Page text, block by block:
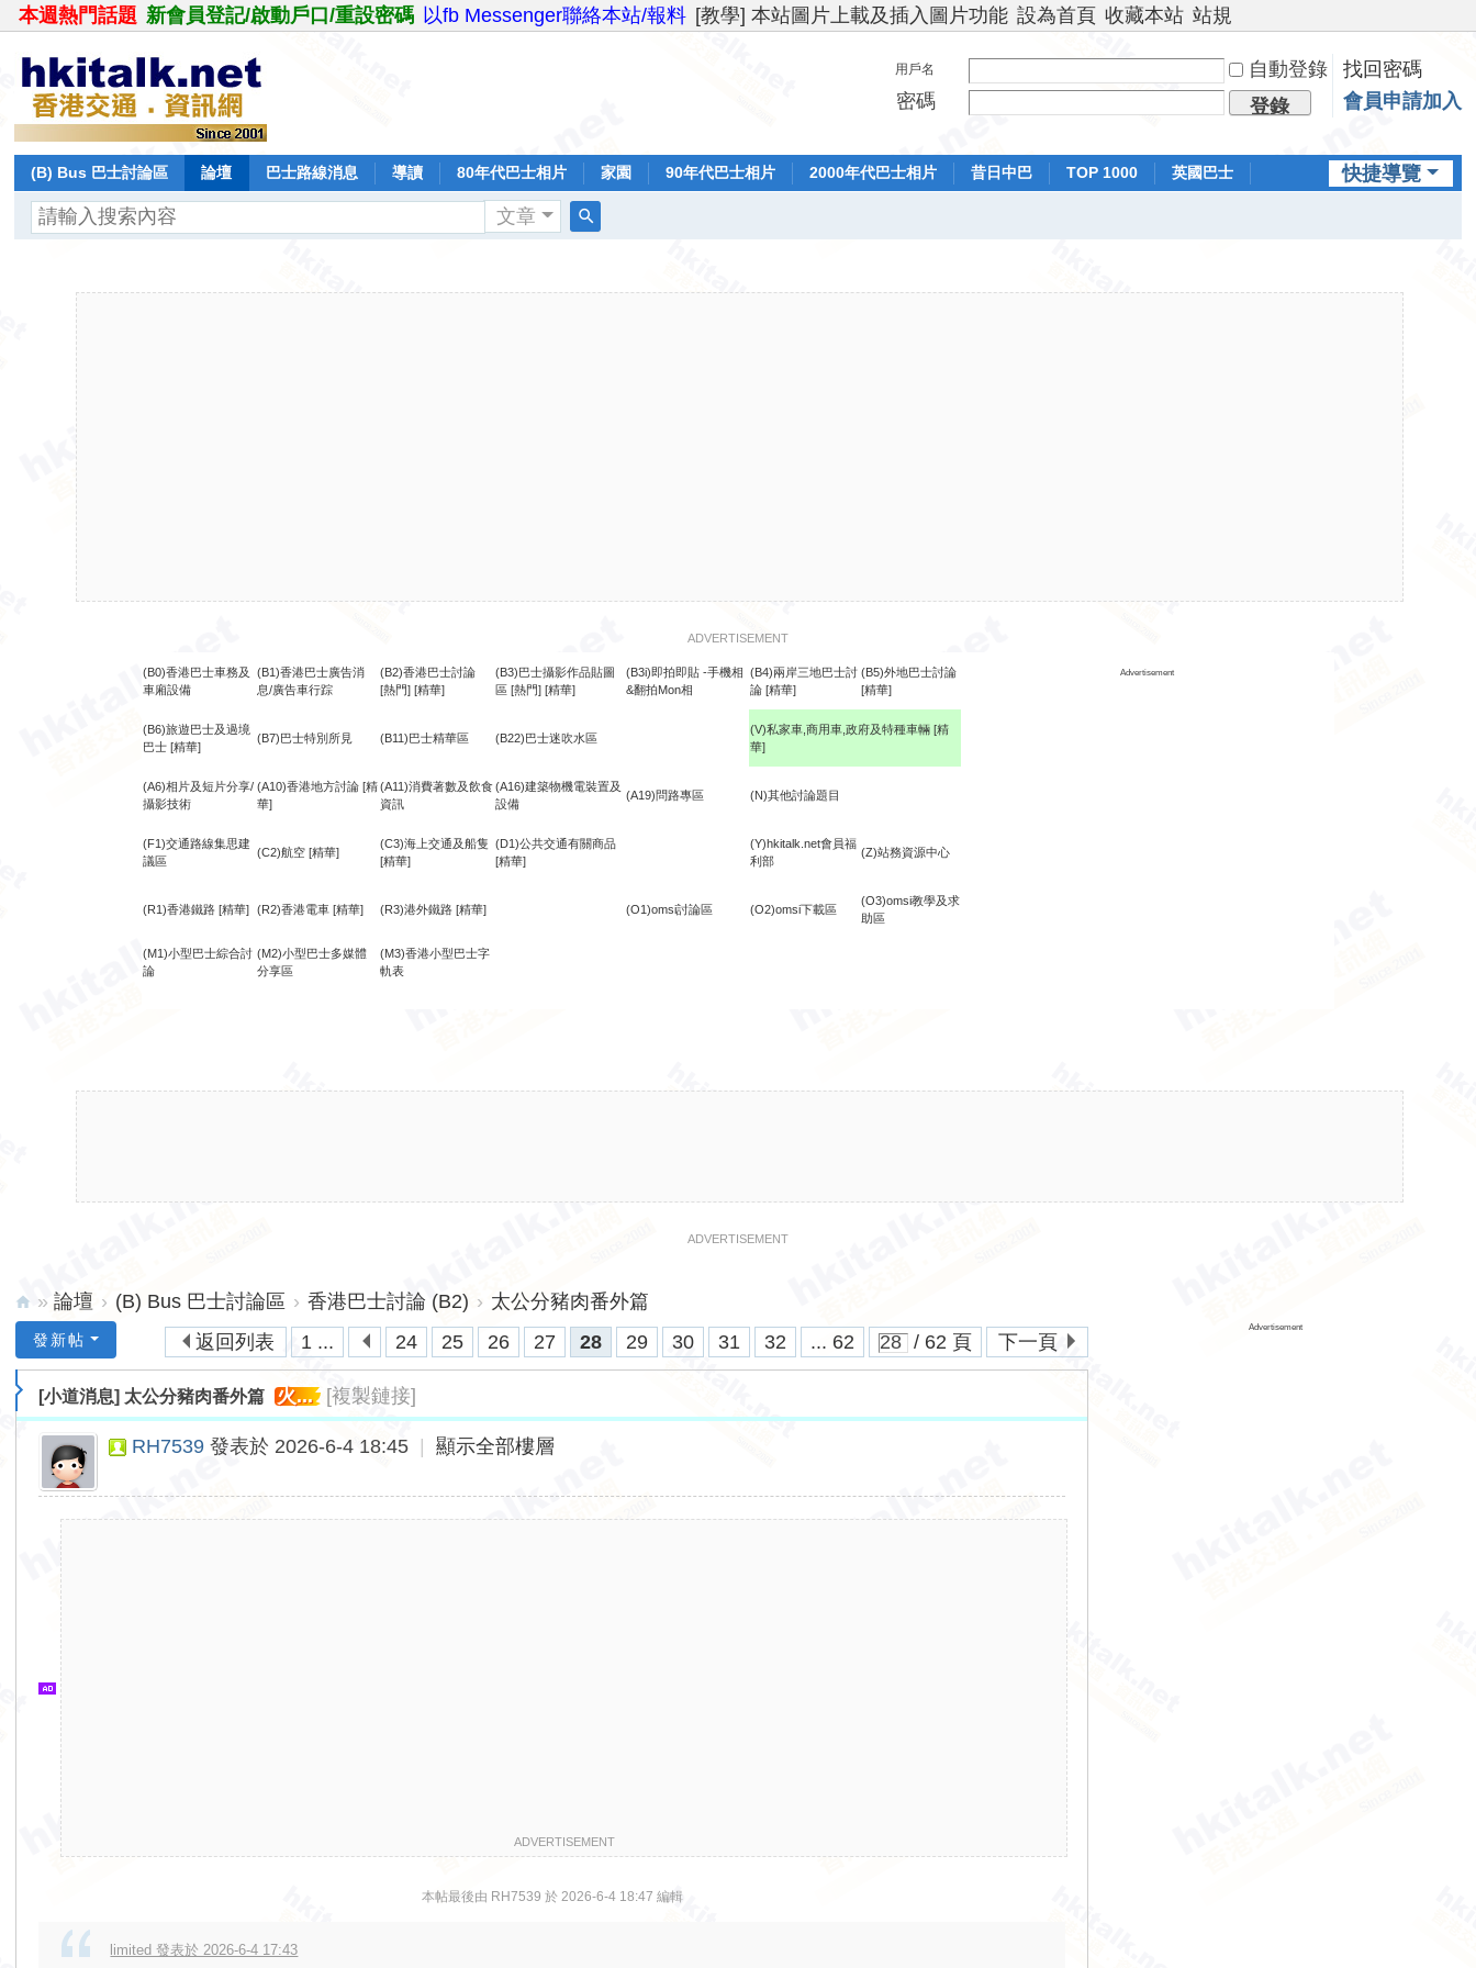
本週熱門話題 新會員登記/啟動戶口/重設密碼 以fb Messenger聯絡本站/報料 [教學] 本站圖片上載及插入圖片功能 設為首頁 收藏本站 站規
用戶名 自動登錄
找回密碼
密碼
登錄 會員申請加入
快捷導覽
(B) Bus 巴士討論區 論壇 巴士路線消息 導讀 80年代巴士相片 家園 90年代巴士相片 2000年代巴士相片 昔日中巴 TOP 1000
英國巴士
文章
ADVERTISEMENT
(B0)香港巴士車務及
車廂設備
(B1)香港巴士廣告消
息/廣告車行踪
(B2)香港巴士討論
[熱門] [精華]
(B3)巴士攝影作品貼圖
區 [熱門] [精華]
(B3i)即拍即貼 -手機相
&翻拍Mon相
(B4)兩岸三地巴士討
論 [精華]
(B5)外地巴士討論
[精華]
Advertisement
(B6)旅遊巴士及過境
巴士 [精華]
(B7)巴士特別所見 (B11)巴士精華區 (B22)巴士迷吹水區
(V)私家車,商用車,政府及特種車輛 [精
華]
(A6)相片及短片分享/
攝影技術
(A10)香港地方討論 [精
華]
(A11)消費著數及飲食
資訊
(A16)建築物機電裝置及
設備
(A19)問路專區 (N)其他討論題目
(F1)交通路線集思建
議區
(C2)航空 [精華]
(C3)海上交通及船隻
[精華]
(D1)公共交通有關商品
[精華]
(Y)hkitalk.net會員福
利部
(Z)站務資源中心
(R1)香港鐵路 [精華] (R2)香港電車 [精華] (R3)港外鐵路 [精華] (O1)omsi討論區 (O2)omsi下載區
(O3)omsi教學及求
助區
(M1)小型巴士綜合討
論
(M2)小型巴士多媒體
分享區
(M3)香港小型巴士字
軌表
ADVERTISEMENT
lk.
» 論壇 › (B) Bus 巴士討論區 › 香港巴士討論 (B2) › 太公分豬肉番外篇
1 ...
24 25 26 27 28 29 30 31 32 ... 62 / 62 頁 下一頁
返回列表
發新帖
[小道消息] 太公分豬肉番外篇 火... [複製鏈接]
RH7539 發表於 2026-6-4 18:45 顯示全部樓層
ADVERTISEMENT
本帖最後由 RH7539 於 2026-6-4 18:47 編輯
limited 發表於 2026-6-4 17:43
Advertisement